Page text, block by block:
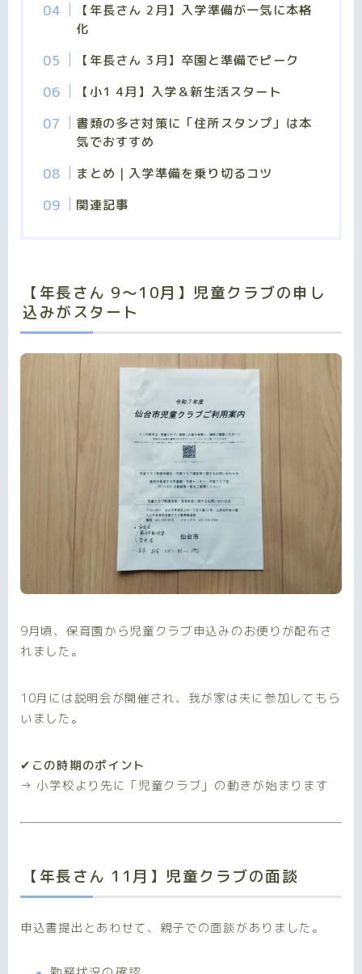
【年長さん 2月】入学準備が一気に本格
化
【年長さん 3月】卒園と準備でピーク
【小1 4月】入学＆新生活スタート
書類の多さ対策に「住所スタンプ」は本
気でおすすめ
まとめ｜入学準備を乗り切るコツ
関連記事
【年長さん 9～10月】児童クラブの申し
込みがスタート
9月頃、保育園から児童クラブ申込みのお便りが配布さ
れました。
10月には説明会が開催され、我が家は夫に参加してもら
いました。
✔この時期のポイント
→ 小学校より先に「児童クラブ」の動きが始まります
【年長さん 11月】児童クラブの面談
申込書提出とあわせて、親子での面談がありました。